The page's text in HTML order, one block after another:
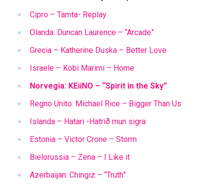
Cipro – Tamta- Replay
Olanda: Duncan Laurence – “Arcade”
Grecia – Katherine Duska – Better Love
Israele – Kobi Marimi – Home
Norvegia: KEiiNO – “Spirit in the Sky”
Regno Unito: Michael Rice – Bigger Than Us
Islanda – Hatari -Hatrið mun sigra
Estonia – Victor Crone – Storm
Bielorussia – Zena – I Like it
Azerbaijan: Chingiz – “Truth”